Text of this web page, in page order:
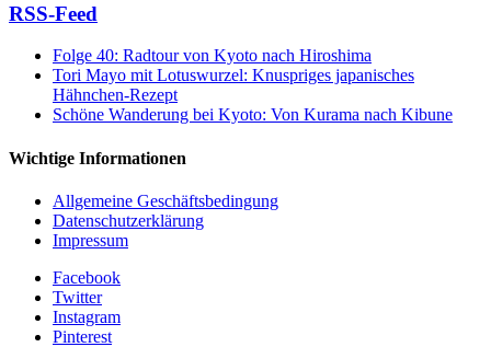
RSS-Feed
Folge 40: Radtour von Kyoto nach Hiroshima
Tori Mayo mit Lotuswurzel: Knuspriges japanisches
Hähnchen-Rezept
Schöne Wanderung bei Kyoto: Von Kurama nach Kibune
Wichtige Informationen
Allgemeine Geschäftsbedingung
Datenschutzerklärung
Impressum
Facebook
Twitter
Instagram
Pinterest